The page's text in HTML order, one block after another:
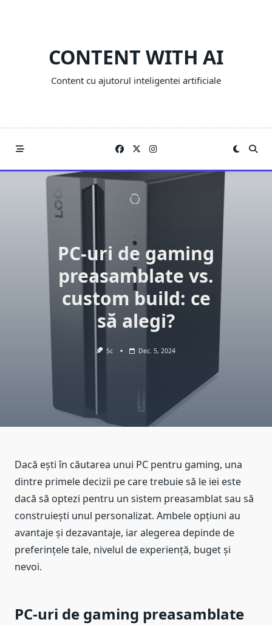
CONTENT WITH AI
Content cu ajutorul inteligentei artificiale
PC-uri de gaming
preasamblate vs.
custom build: ce
să alegi?
Sc Dec. 5, 2024
Dacă ești în căutarea unui PC pentru gaming, una
dintre primele decizii pe care trebuie să le iei este
dacă să optezi pentru un sistem preasamblat sau să
construiești unul personalizat. Ambele opțiuni au
avantaje și dezavantaje, iar alegerea depinde de
preferințele tale, nivelul de experiență, buget și
nevoi.
PC-uri de gaming preasamblate